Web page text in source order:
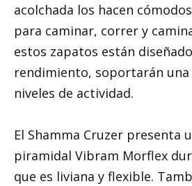
acolchada los hacen
para caminar, correr y
estos zapatos están
rendimiento, soportarán una
niveles de actividad.
El Shamma Cruzer presenta
piramidal Vibram Morflex
que es liviana y flexible.